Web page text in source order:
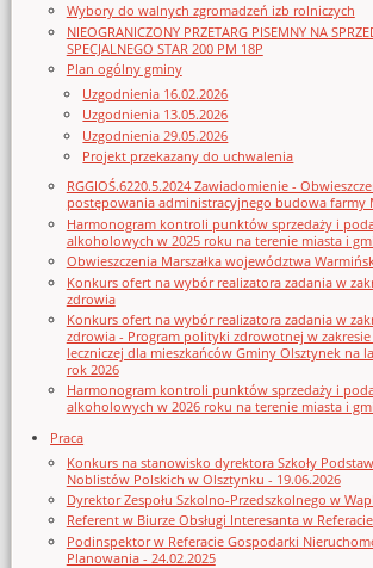
Wybory do walnych zgromadzeń izb rolniczych
NIEOGRANICZONY PRZETARG PISEMNY NA
SPECJALNEGO STAR 200 PM 18P
Plan ogólny gminy
Uzgodnienia 16.02.2026
Uzgodnienia 13.05.2026
Uzgodnienia 29.05.2026
Projekt przekazany do uchwalenia
RGGIOŚ.6220.5.2024 Zawiadomienie -
postępowania administracyjnego budowa farmy
Harmonogram kontroli punktów sprzedaży i
alkoholowych w 2025 roku na terenie miasta i
Obwieszczenia Marszałka województwa
Konkurs ofert na wybór realizatora zadania w
zdrowia
Konkurs ofert na wybór realizatora zadania w
zdrowia - Program polityki zdrowotnej w
leczniczej dla mieszkańców Gminy Olsztynek na
rok 2026
Harmonogram kontroli punktów sprzedaży i
alkoholowych w 2026 roku na terenie miasta i
Praca
Konkurs na stanowisko dyrektora Szkoły
Noblistów Polskich w Olsztynku - 19.06.2026
Dyrektor Zespołu Szkolno-Przedszkolnego w
Referent w Biurze Obsługi Interesanta w
Podinspektor w Referacie Gospodarki
Planowania - 24.02.2025